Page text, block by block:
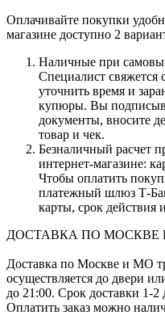
Оплачивайте покупки
магазине доступно 2
Наличные при
Специалист свяжется
уточнить время и
купюры. Вы
документы, вносите
товар и чек.
Безналичный расчет
интернет-магазине:
Чтобы оплатить
платежный шлюз Т-
карты, срок действия
ДОСТАВКА ПО МОСКВЕ
Доставка по Москве и МО
осуществляется до двери
до 21:00. Срок доставки 1-2
Оплатить заказ можно